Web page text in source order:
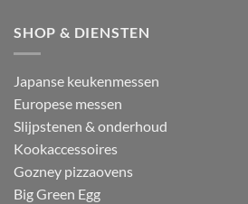
SHOP & DIENSTEN
Japanse keukenmessen
Europese messen
Slijpstenen & onderhoud
Kookaccessoires
Gozney pizzaovens
Big Green Egg